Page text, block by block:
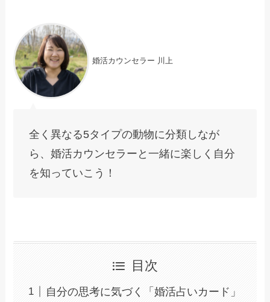
婚活カウンセラー 川上
全く異なる5タイプの動物に分類しなが
ら、婚活カウンセラーと一緒に楽しく自分
を知っていこう！
目次
自分の思考に気づく「婚活占いカード」